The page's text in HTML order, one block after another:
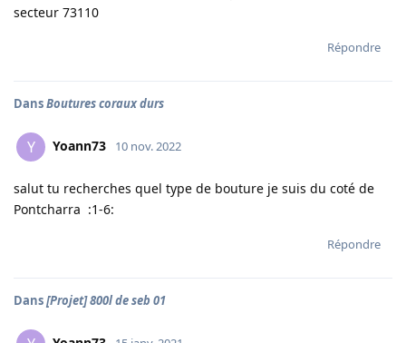
secteur 73110
Répondre
DansBoutures coraux durs
Y Yoann73 10 nov. 2022
salut tu recherches quel type de bouture je suis du coté de
Pontcharra :1-6:
Répondre
Dans[Projet] 800l de seb 01